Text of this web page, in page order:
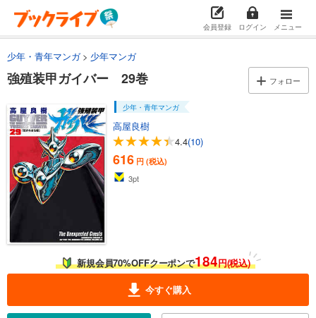
会員登録 ログイン メニュー
少年・青年マンガ 少年マンガ
強殖装甲ガイバー 29巻 フォロー
少年・青年マンガ
高屋良樹
4.4(10)
616 円 (税込)
3pt
新規会員70%OFFクーポンで184円(税込)
今すぐ購入
試し読み
あらすじを表示する
594
円 (税込)
カート
あらすじを表示する
強殖装甲ガイバー 14巻
円 (税込)
あらすじを表示する
強殖装甲ガイバー 15巻